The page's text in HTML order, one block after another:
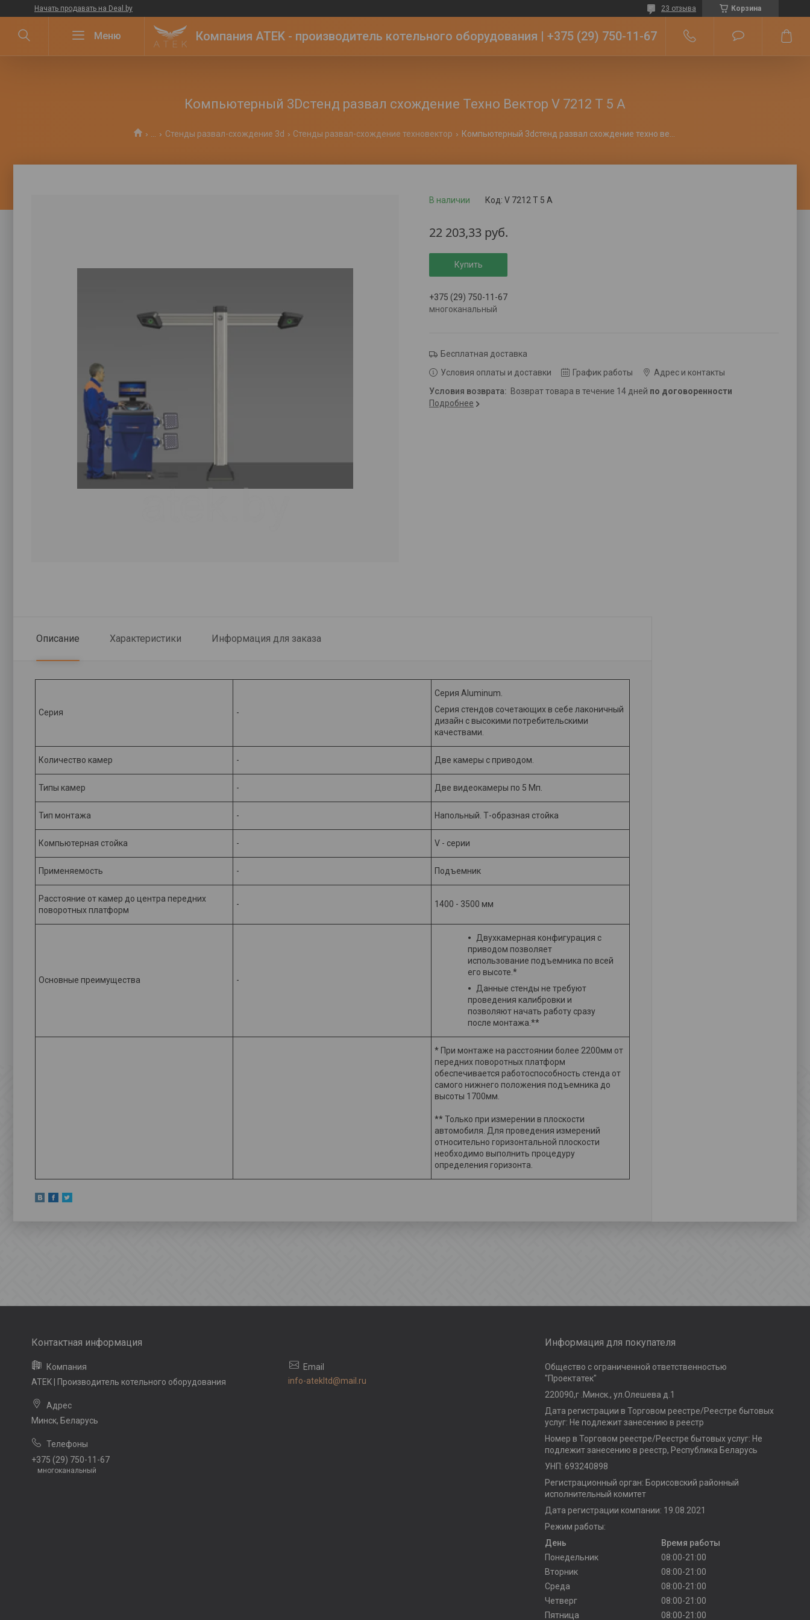
Начать продавать на Deal.by Корзина
23 отзыва
Компания ATEK - производитель котельного оборудования | +375 (29) 750-11-67
Компьютерный 3Dстенд развал схождение Техно Вектор V 7212 T 5 A
Стенды развал-схождение 3d Стенды развал-схождение техновектор
В наличии Код: V 7212 T 5 A
22 203,33 руб.
Купить
+375 (29) 750-11-67
многоканальный
Бесплатная доставка
Условия оплаты и доставки
График работы
Адрес и контакты
возврат товара в течение 14 дней по договоренности
Подробнее
Описание Характеристики Информация для заказа
Серия -
Серия Aluminum.
Серия стендов сочетающих в себе лаконичный
дизайн с высокими потребительскими
качествами.
Количество камер - Две камеры с приводом.
Типы камер - Две видеокамеры по 5 Мп.
Тип монтажа - Напольный. Т-образная стойка
Компьютерная стойка - V - серии
Применяемость - Подъемник
Расстояние от камер до центра передних
поворотных платформ
- 1400 - 3500 мм
Основные преимущества -
Двухкамерная конфигурация с
приводом позволяет
использование подъемника по всей
его высоте.*
Данные стенды не требуют
проведения калибровки и
позволяют начать работу сразу
после монтажа.**
* При монтаже на расстоянии более 2200мм от
передних поворотных платформ
обеспечивается работоспособность стенда от
самого нижнего положения подъемника до
высоты 1700мм.
** Только при измерении в плоскости
автомобиля. Для проведения измерений
относительно горизонтальной плоскости
необходимо выполнить процедуру
определения горизонта.
ATEK | Производитель котельного оборудования
Минск, Беларусь
+375 (29) 750-11-67
многоканальный
info-atekltd@mail.ru
Информация для покупателя
Общество с ограниченной ответственностью
"Проектатек"
220090,г .Минск., ул.Олешева д.1
Дата регистрации в Торговом реестре/Реестре бытовых
услуг: Не подлежит занесению в реестр
Номер в Торговом реестре/Реестре бытовых услуг: Не
подлежит занесению в реестр, Республика Беларусь
УНП: 693240898
Регистрационный орган: Борисовский районный
исполнительный комитет
Дата регистрации компании: 19.08.2021
Режим работы:
День
Время работы
Понедельник
08:00-21:00
Вторник
08:00-21:00
Среда
08:00-21:00
Четверг
08:00-21:00
Пятница
08:00-21:00